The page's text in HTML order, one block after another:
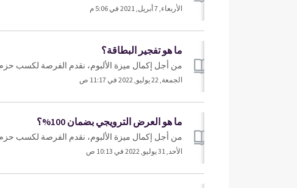
الأربعاء, 7 أبريل, 2021 في 5:06 م
ما هو تفجير البطاقة؟
من أجل إكمال ميزة الألبوم، نقدم الفرصة لكسب
الجمعة, 22 يوليو, 2022 في 11:17 ص
ما هو العرض الترويجي بضمان 100%؟
من أجل إكمال ميزة الألبوم، نقدم الفرصة لكسب حزم
الأحد, 31 يوليو, 2022 في 10:13 ص